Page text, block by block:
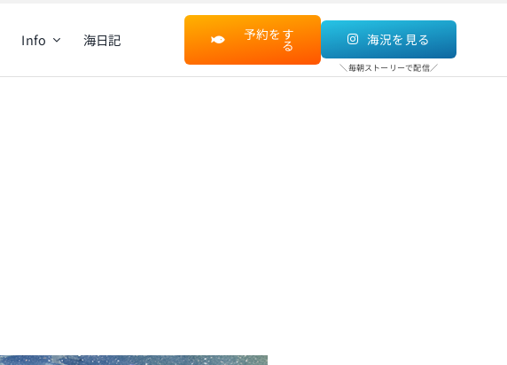
Info 海日記 予約をす
る 海況を見る
＼毎朝ストーリーで配信／